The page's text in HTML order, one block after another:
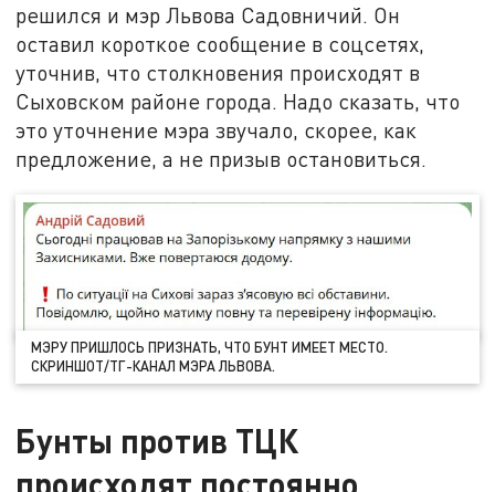
решился и мэр Львова Садовничий. Он
оставил короткое сообщение в соцсетях,
уточнив, что столкновения происходят в
Сыховском районе города. Надо сказать, что
это уточнение мэра звучало, скорее, как
предложение, а не призыв остановиться.
МЭРУ ПРИШЛОСЬ ПРИЗНАТЬ, ЧТО БУНТ ИМЕЕТ МЕСТО.
СКРИНШОТ/ТГ-КАНАЛ МЭРА ЛЬВОВА.
Бунты против ТЦК
происходят постоянно